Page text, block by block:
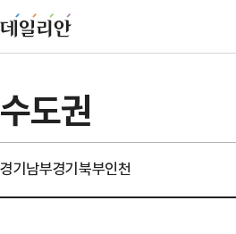
수도권
경기남부경기북부인천